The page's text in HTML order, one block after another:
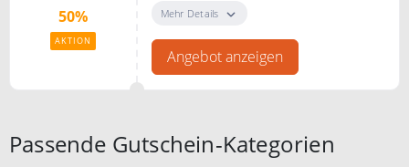
50%
AKTION
auf Dessous, Nachtwäsche und
Mehr Details
Angebot anzeigen
Passende Gutschein-Kategorien